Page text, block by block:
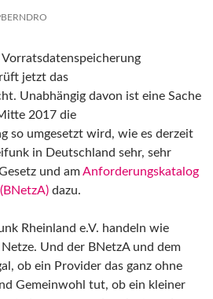
jetzt das
Unabhängig davon ist eine Sache
2017 die
so umgesetzt wird, wie es derzeit
in Deutschland sehr, sehr
und amAnforderungskatalog
dazu.
Rheinland e.V. handeln wie
Und der BNetzA und dem
ob ein Provider das ganz ohne
Gemeinwohl tut, ob ein kleiner